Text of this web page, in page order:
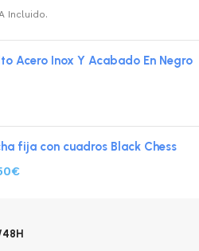
Incluido.
Acero Inox Y Acabado En Negro
fija con cuadros Black Chess
€